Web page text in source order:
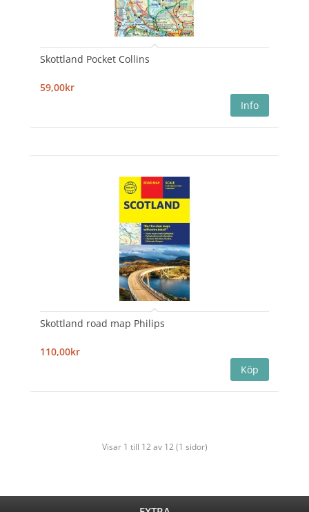
Skottland Pocket Collins
59,00kr
Skottland road map Philips
110,00kr
Visar 1 till 12 av 12 (1 sidor)